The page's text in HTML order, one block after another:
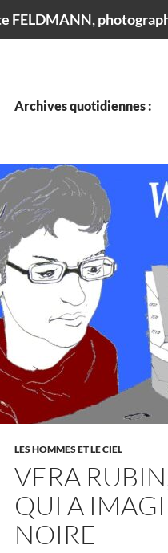
FELDMANN,
Archives quotidiennes :
LES HOMMES ET LE CIEL
VERA
QUI A
NOIRE